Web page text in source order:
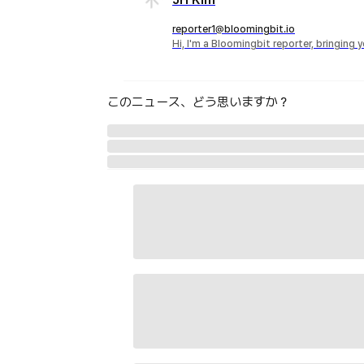
reporter1@bloomingbit.io
Hi, I'm a Bloomingbit reporter, bringing
このニュース、どう思いますか？